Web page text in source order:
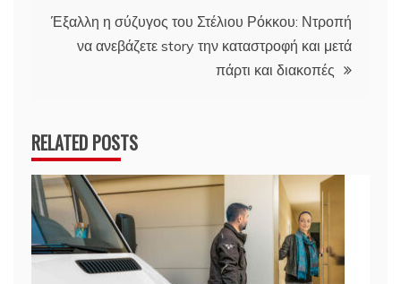
Έξαλλη η σύζυγος του Στέλιου Ρόκκου: Ντροπή
να ανεβάζετε story την καταστροφή και μετά
πάρτι και διακοπές
RELATED POSTS